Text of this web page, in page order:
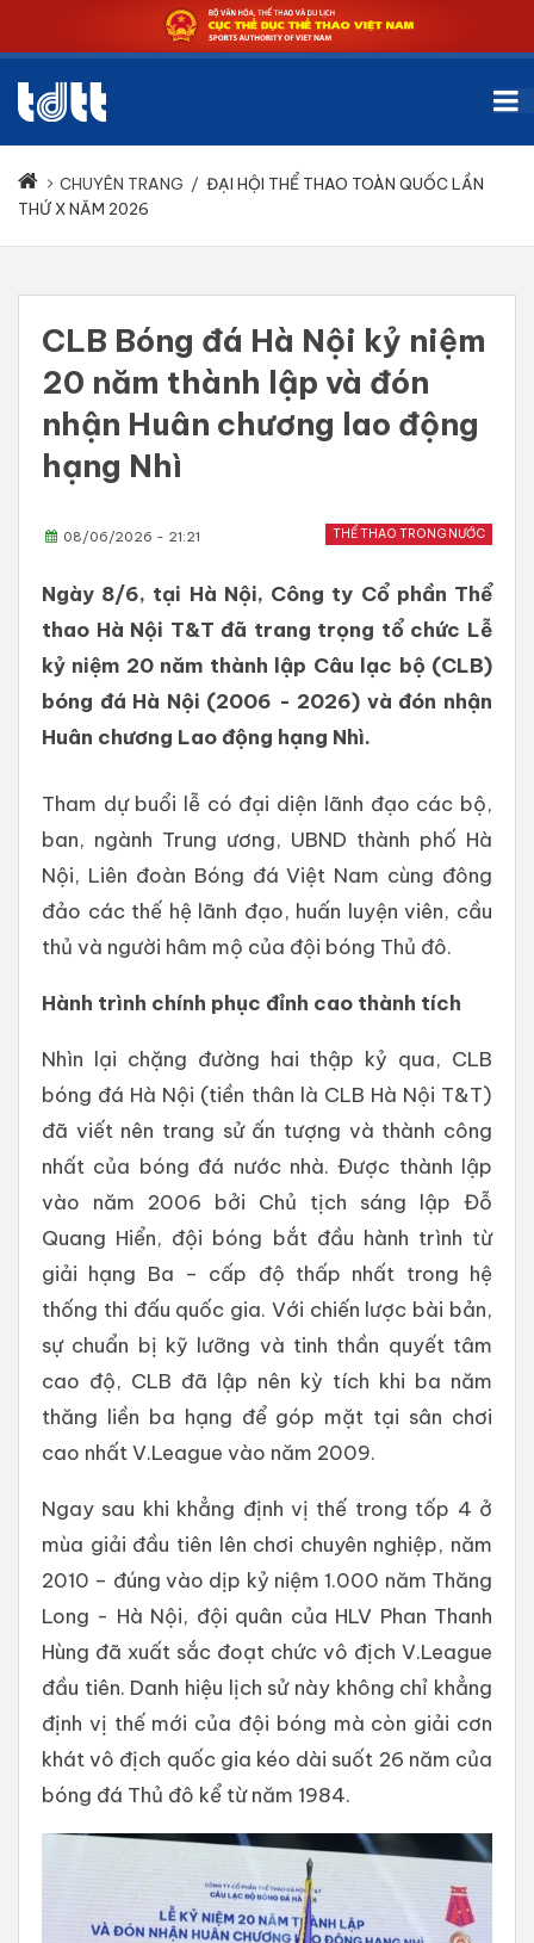
CHUYÊN TRANG / ĐẠI HỘI THỂ THAO TOÀN QUỐC LẦN
THỨ X NĂM 2026
CLB Bóng đá Hà Nội kỷ niệm
20 năm thành lập và đón
nhận Huân chương lao động
hạng Nhì
THỂ THAO TRONG NƯỚC
08/06/2026 - 21:21
Ngày 8/6, tại Hà Nội, Công ty Cổ phần Thể
thao Hà Nội T&T đã trang trọng tổ chức Lễ
kỷ niệm 20 năm thành lập Câu lạc bộ (CLB)
bóng đá Hà Nội (2006 - 2026) và đón nhận
Huân chương Lao động hạng Nhì.
Tham dự buổi lễ có đại diện lãnh đạo các bộ,
ban, ngành Trung ương, UBND thành phố Hà
Nội, Liên đoàn Bóng đá Việt Nam cùng đông
đảo các thế hệ lãnh đạo, huấn luyện viên, cầu
thủ và người hâm mộ của đội bóng Thủ đô.
Hành trình chính phục đỉnh cao thành tích
Nhìn lại chặng đường hai thập kỷ qua, CLB
bóng đá Hà Nội (tiền thân là CLB Hà Nội T&T)
đã viết nên trang sử ấn tượng và thành công
nhất của bóng đá nước nhà. Được thành lập
vào năm 2006 bởi Chủ tịch sáng lập Đỗ
Quang Hiển, đội bóng bắt đầu hành trình từ
giải hạng Ba – cấp độ thấp nhất trong hệ
thống thi đấu quốc gia. Với chiến lược bài bản,
sự chuẩn bị kỹ lưỡng và tinh thần quyết tâm
cao độ, CLB đã lập nên kỳ tích khi ba năm
thăng liền ba hạng để góp mặt tại sân chơi
cao nhất V.League vào năm 2009.
Ngay sau khi khẳng định vị thế trong tốp 4 ở
mùa giải đầu tiên lên chơi chuyên nghiệp, năm
2010 – đúng vào dịp kỷ niệm 1.000 năm Thăng
Long - Hà Nội, đội quân của HLV Phan Thanh
Hùng đã xuất sắc đoạt chức vô địch V.League
đầu tiên. Danh hiệu lịch sử này không chỉ khẳng
định vị thế mới của đội bóng mà còn giải cơn
khát vô địch quốc gia kéo dài suốt 26 năm của
bóng đá Thủ đô kể từ năm 1984.